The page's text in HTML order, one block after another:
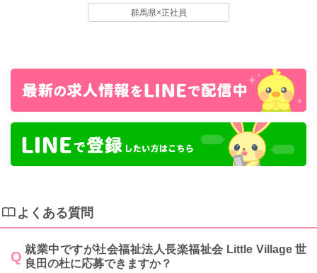
群馬県×正社員
よくある質問
就業中ですが社会福祉法人長楽福祉会 Little Village 世
良田の杜に応募できますか？